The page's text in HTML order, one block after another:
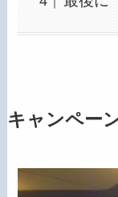
キャンペー